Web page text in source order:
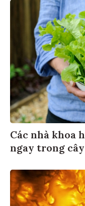
Các nhà khoa
ngay trong